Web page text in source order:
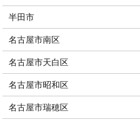
半田市
名古屋市南区
名古屋市天白区
名古屋市昭和区
名古屋市瑞穂区